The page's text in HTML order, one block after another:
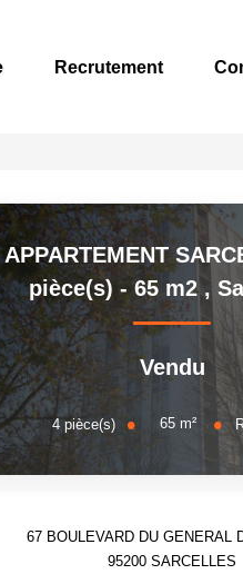
Recrutement
APPARTEMENT
pièce(s) - 65 m2 ,
Vendu
4pièce(s) 65m²
67 BOULEVARD DU GENERAL
95200SARCELLES